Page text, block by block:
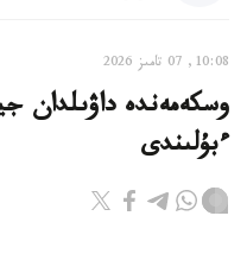
10:08, 07 تامىز 2026
وسكەمەندە داۋىلدان
ءبۇلىندى